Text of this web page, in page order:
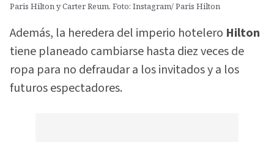
Paris Hilton y Carter Reum. Foto: Instagram/ Paris Hilton
Además, la heredera del imperio hotelero Hilton
tiene planeado cambiarse hasta diez veces de
ropa para no defraudar a los invitados y a los
futuros espectadores.